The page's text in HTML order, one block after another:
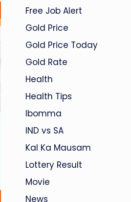
Free Job Alert
Gold Price
Gold Price Today
Gold Rate
Health
Health Tips
Ibomma
IND vs SA
Kal Ka Mausam
Lottery Result
Movie
News